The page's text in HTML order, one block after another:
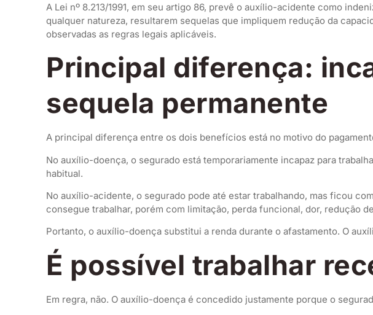
A Lei nº 8.213/1991, em seu artigo 86, prevê o auxílio-acidente como
qualquer natureza, resultarem sequelas que impliquem redução da
observadas as regras legais aplicáveis.
Principal diferença:
sequela permanente
A principal diferença entre os dois benefícios está no motivo do
No auxílio-doença, o segurado está temporariamente incapaz para
habitual.
No auxílio-acidente, o segurado pode até estar trabalhando, mas ficou
consegue trabalhar, porém com limitação, perda funcional, dor, redução
Portanto, o auxílio-doença substitui a renda durante o afastamento. O
É possível trabalhar
Em regra, não. O auxílio-doença é concedido justamente porque o